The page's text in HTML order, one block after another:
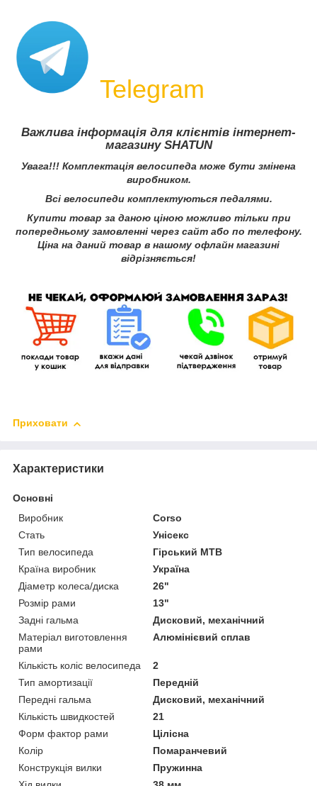
Telegram
Важлива інформація для клієнтів інтернет-
магазину SHATUN
Увага!!! Комплектація велосипеда може бути змінена
виробником.
Всі велосипеди комплектуються педалями.
Купити товар за даною ціною можливо тільки при
попередньому замовленні через сайт або по телефону.
Ціна на даний товар в нашому офлайн магазині
відрізняється!
Приховати
Характеристики
Основні
Виробник
Corso
Стать
Унісекс
Тип велосипеда
Гірський MTB
Країна виробник
Україна
Діаметр колеса/диска
26"
Розмір рами
13"
Задні гальма
Дисковий, механічний
Матеріал виготовлення
рами
Алюмінієвий сплав
Кількість коліс велосипеда
2
Тип амортизації
Передній
Передні гальма
Дисковий, механічний
Кількість швидкостей
21
Форм фактор рами
Цілісна
Колір
Помаранчевий
Конструкція вилки
Пружинна